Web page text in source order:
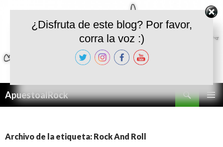
ApuestoalRock
SALTAR
Archivo de la etiqueta: Rock And Roll
¿Disfruta de este blog? Por favor,
corra la voz :)